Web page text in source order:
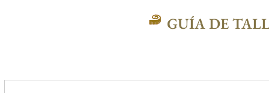
GUÍA DE